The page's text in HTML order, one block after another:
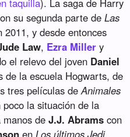
su segunda parte deLas
2011, y desde entonces
Law, Ezra Miller y
el relevo del joven Daniel
de la escuela Hogwarts, de
tres películas deAnimales
la situación de la
manos deJ.J. Abrams con
enLos últimos Jedi.